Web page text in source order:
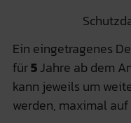
Ein eingetragenes
für5Jahre ab dem
kann jeweils um
werden, maximal auf